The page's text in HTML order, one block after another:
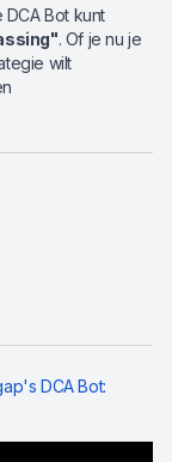
Bot kunt
. Of je nu je
wilt
DCA Bot: